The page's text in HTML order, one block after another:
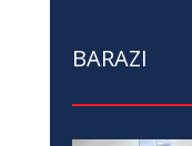
BARAZI